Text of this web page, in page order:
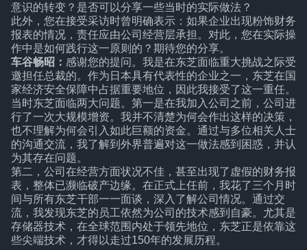
意识的转变？是否可以分享一些当时的实际做法？
此外，您在接受采访时曾明确表示：如果企业出现粉饰财务
报表的情况，责任应由公司经营层承担。对此，您在实际操
作中是如何践行这一原则的？期待您的分享。
车谷畅昭： 感谢您的提问。我是在东芝面临重大挑战之际受
邀担任总裁的。作为日本具有代表性的企业之一，东芝在国
家经济安全保障中占据重要地位，因此我接受了这一重任。
当时东芝面临两大问题。第一是在我加入公司之前，公司进
行了一次大规模增资。我并不清楚为何会作出这样的决策，
也不理解为何会引入如此巨额的资金。通过与多位相关人士
的沟通交流，我了解到外界普遍对这一做法感到困惑，并认
为其存在问题。
第二，公司在经营方面状况不佳，甚至出现了虚假的财务报
表，整体已濒临破产边缘。在正式上任前，我花了三个月时
间与所有东芝干部一一面谈，深入了解公司情况。通过交
流，我发现东芝的员工依然为公司的技术感到自豪。尤其是
存储器技术，在全球范围内处于领先地位，东芝正是依靠这
些尖端技术，才得以走过150年的发展历程。